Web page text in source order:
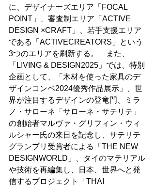
に、デザイナーズエリア「FOCAL
POINT」、審査制エリア「ACTIVE
DESIGN ×CRAFT」、若手支援エリア
である「ACTIVECREATORS」という
3つのエリアを刷新する。　また、
「LIVING & DESIGN2025」では、特別
企画として、「木材を使った家具のデ
ザインコンペ2024優秀作品展示」、世
界が注目するデザインの登竜門、ミラ
ノ・サローネ「サローネ・サテリテ」
の創始者マルヴァ・グリフィン・ウィ
ルシャー氏の来日を記念し、サテリテ
グランプリ受賞者による「THE NEW
DESIGNWORLD」、タイのマテリアル
や技術を再編集し、日本、世界へと発
信するプロジェクト「THAI